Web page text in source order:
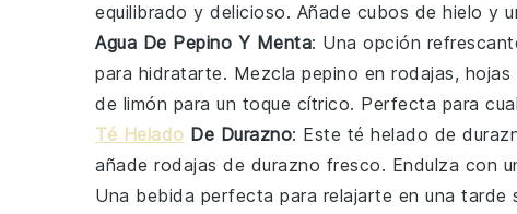
equilibrado y delicioso. Añade cubos de hielo y
Agua De Pepino Y Menta: Una opción
para hidratarte. Mezcla pepino en rodajas, hojas
de limón para un toque cítrico. Perfecta para
Té Helado De Durazno: Este té helado de
añade rodajas de durazno fresco. Endulza con
Una bebida perfecta para relajarte en una tarde